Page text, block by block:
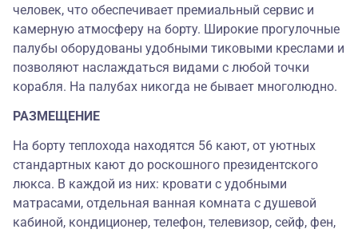
человек, что обеспечивает премиальный сервис и
камерную атмосферу на борту. Широкие прогулочные
палубы оборудованы удобными тиковыми креслами и
позволяют наслаждаться видами с любой точки
корабля. На палубах никогда не бывает многолюдно.
РАЗМЕЩЕНИЕ
На борту теплохода находятся 56 кают, от уютных
стандартных кают до роскошного президентского
люкса. В каждой из них: кровати с удобными
матрасами, отдельная ванная комната с душевой
кабиной, кондиционер, телефон, телевизор, сейф, фен,